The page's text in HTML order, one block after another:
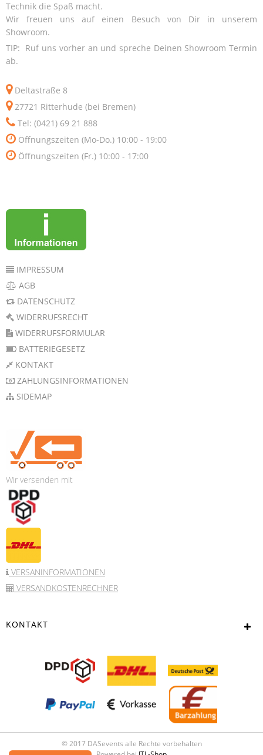
Technik die Spaß macht.
Wir freuen uns auf einen Besuch von Dir in unserem
Showroom.
TIP: Ruf uns vorher an und spreche Deinen Showroom Termin
ab.
Deltastraße 8
27721 Ritterhude (bei Bremen)
Tel: (0421) 69 21 888
Öffnungszeiten (Mo-Do.) 10:00 - 19:00
Öffnungszeiten (Fr.) 10:00 - 17:00
IMPRESSUM
AGB
DATENSCHUTZ
WIDERRUFSRECHT
WIDERRUFSFORMULAR
BATTERIEGESETZ
KONTAKT
ZAHLUNGSINFORMATIONEN
SIDEMAP
Wir versenden mit
VERSANINFORMATIONEN
VERSANDKOSTENRECHNER
KONTAKT
© 2017 DASevents alle Rechte vorbehalten